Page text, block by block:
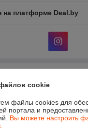
на платформе Deal.by
220005, г. Минск, ул.
номер ЕГР: 191159696
cookie
файлы cookies для
портала и
Вы можете настроить